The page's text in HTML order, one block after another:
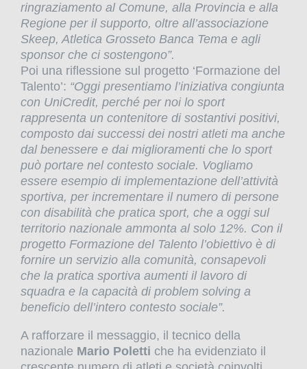
ringraziamento al Comune, alla Provincia e alla
Regione per il supporto, oltre all’associazione
Skeep, Atletica Grosseto Banca Tema e agli
sponsor che ci sostengono”.
Poi una riflessione sul progetto ‘Formazione del
Talento’: “Oggi presentiamo l’iniziativa congiunta
con UniCredit, perché per noi lo sport
rappresenta un contenitore di sostantivi positivi,
composto dai successi dei nostri atleti ma anche
dal benessere e dai miglioramenti che lo sport
può portare nel contesto sociale. Vogliamo
essere esempio di implementazione dell’attività
sportiva, per incrementare il numero di persone
con disabilità che pratica sport, che a oggi sul
territorio nazionale ammonta al solo 12%. Con il
progetto Formazione del Talento l’obiettivo è di
fornire un servizio alla comunità, consapevoli
che la pratica sportiva aumenti il lavoro di
squadra e la capacità di problem solving a
beneficio dell’intero contesto sociale”.
A rafforzare il messaggio, il tecnico della
nazionale Mario Poletti che ha evidenziato il